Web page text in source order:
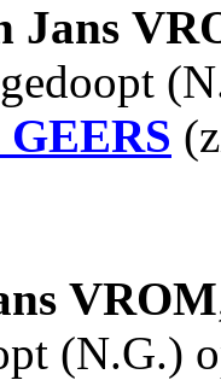
Jans
GEERS
VROM
(N.G.)